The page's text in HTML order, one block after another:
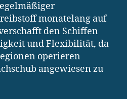
monatelang auf
den Schiffen
und Flexibilität, da
operieren
angewiesen zu